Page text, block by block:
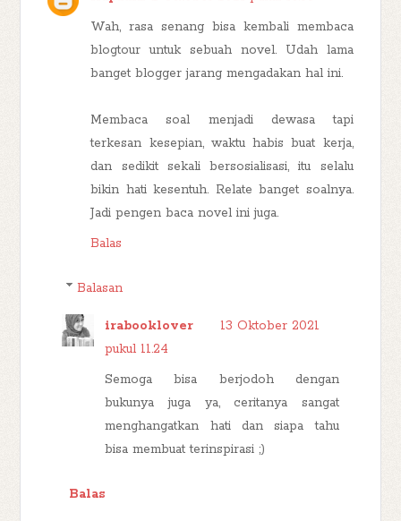
Wah, rasa senang bisa kembali membaca
blogtour untuk sebuah novel. Udah lama
banget blogger jarang mengadakan hal ini.
Membaca soal menjadi dewasa tapi
terkesan kesepian, waktu habis buat kerja,
dan sedikit sekali bersosialisasi, itu selalu
bikin hati kesentuh. Relate banget soalnya.
Jadi pengen baca novel ini juga.
Balas
Balasan
irabooklover
13 Oktober 2021
pukul 11.24
Semoga bisa berjodoh dengan
bukunya juga ya, ceritanya sangat
menghangatkan hati dan siapa tahu
bisa membuat terinspirasi ;)
Balas